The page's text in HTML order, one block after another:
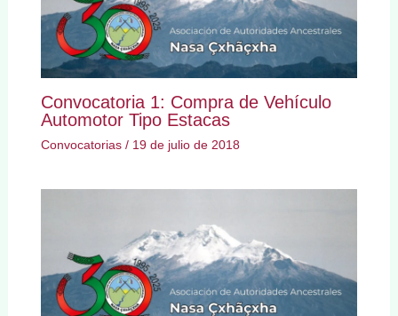
Convocatoria 1: Compra de Vehículo
Automotor Tipo Estacas
Convocatorias/ 19 de julio de 2018